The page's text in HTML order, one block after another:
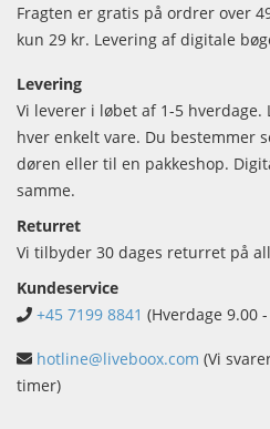
Fragten er gratis på ordrer over
kun 29 kr. Levering af digitale
Levering
Vi leverer i løbet af 1-5
hver enkelt vare. Du bestemmer
døren eller til en pakkeshop.
samme.
Returret
Vi tilbyder 30 dages returret på
Kundeservice
+45 7199 8841 (Hverdage 9.00
hotline@liveboox.com (Vi
timer)